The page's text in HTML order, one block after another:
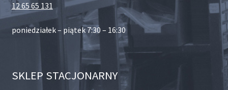
12 65 65 131
poniedziałek – piątek 7:30 – 16:30
SKLEP STACJONARNY